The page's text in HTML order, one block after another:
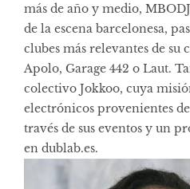
más de año y medio,
de la escena barcelonesa,
clubes más relevantes de su
Apolo, Garage 442 o Laut.
colectivo Jokkoo, cuya
electrónicos provenientes
través de sus eventos y un
en dublab.es.